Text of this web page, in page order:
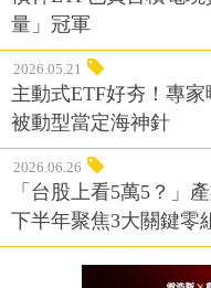
量」冠軍
2026.05.21
主動式ETF好夯！專
被動型當定海神針
2026.06.26
「台股上看5萬5？」
下半年聚焦3大關鍵零